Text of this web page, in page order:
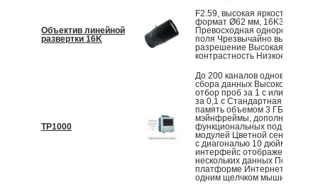
Объектив линейной
развертки 16K
F2.59, высокая яркость
формат Ø62 мм, 16K3.5μ
Превосходная однородность
поля Чрезвычайно высокое
разрешение Высокая
контрастность Низкое
TP1000
До 200 каналов
сбора данных
отбор проб за 1 с или
за 0,1 с Стандартная
память объемом 3 ГБ 8-
мэйнфреймы,
функциональных
модулей Цветной сенсорный
с диагональю 10 дюймов,
интерфейс отображения
нескольких данных
платформе Интернета вещей
одним щелчком мыши для...